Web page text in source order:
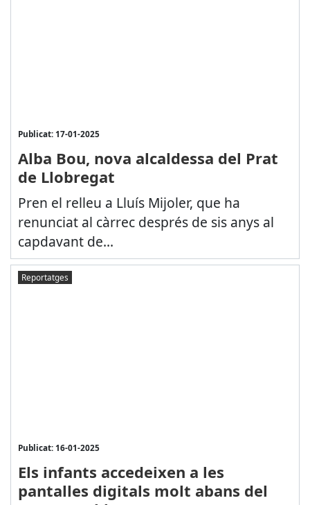
Publicat: 17-01-2025
Alba Bou, nova alcaldessa del Prat
de Llobregat
Pren el relleu a Lluís Mijoler, que ha
renunciat al càrrec després de sis anys al
capdavant de...
Reportatges
Publicat: 16-01-2025
Els infants accedeixen a les
pantalles digitals molt abans del